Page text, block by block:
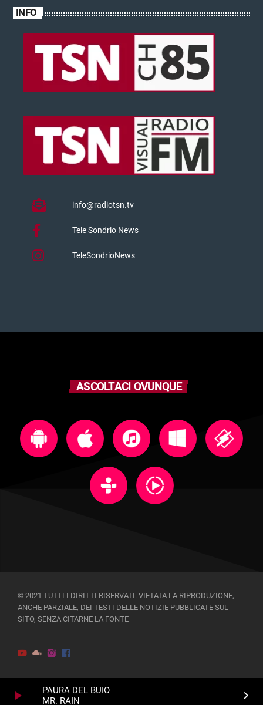
play_arrow
PAURA DEL BUIO
MR. RAIN
keyboard_arrow_right
INFO
info@radiotsn.tv
Tele Sondrio News
TeleSondrioNews
ASCOLTACI OVUNQUE
© 2021 TUTTI I DIRITTI RISERVATI. VIETATA LA RIPRODUZIONE,
ANCHE PARZIALE, DEI TESTI DELLE NOTIZIE PUBBLICATE SUL
SITO, SENZA CITARNE LA FONTE